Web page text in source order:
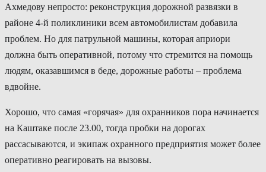
Ахмедову непросто: реконструкция дорожной развязки в
районе 4-й поликлиники всем автомобилистам добавила
проблем. Но для патрульной машины, которая априори
должна быть оперативной, потому что стремится на помощь
людям, оказавшимся в беде, дорожные работы – проблема
вдвойне.
Хорошо, что самая «горячая» для охранников пора начинается
на Каштаке после 23.00, тогда пробки на дорогах
рассасываются, и экипаж охранного предприятия может более
оперативно реагировать на вызовы.